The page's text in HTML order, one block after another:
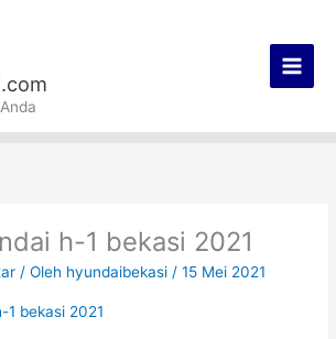
h-1 bekasi 2021
/ Oleh hyundaibekasi/15 Mei 2021